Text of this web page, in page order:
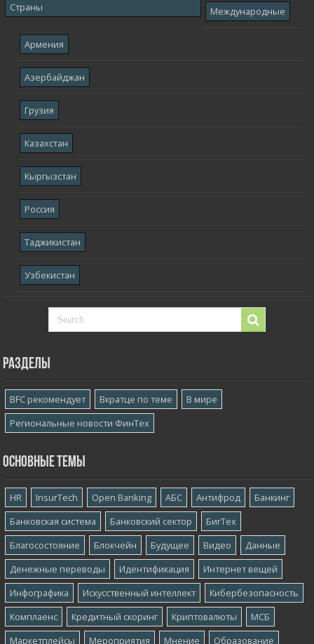
Страны Международные
Армения
Азербайджан
Грузия
Казахстан
Кыргызстан
Россия
Таджикистан
Узбекистан
Разделы
BFC рекомендует Вкратце по теме
В мире
Региональные новости ФинТех
Основные темы
HR InsurTech Open Banking АБС Антифрод
Банкинг
Банковская система
Банковский сектор
БигТех
Благосостояние
Блокчейн Будущее Видео
Данные
Денежные переводы
Идентификация
Интернет вещей
Инфографика
Искусственный интеллект
Кибербезопасность
Комплаенс
Кредитный скоринг Криптовалюты
МСБ
Маркетплейсы
Мероприятия Мнение Образование